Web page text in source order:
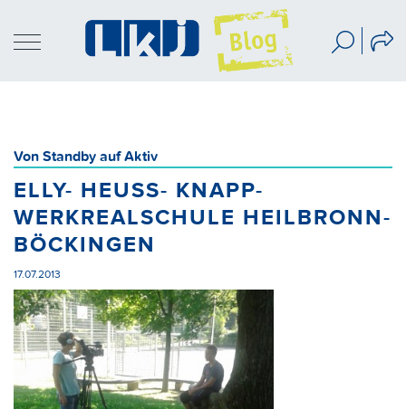
Von Standby auf Aktiv
ELLY- HEUSS- KNAPP-
WERKREALSCHULE HEILBRONN-
BÖCKINGEN
17.07.2013